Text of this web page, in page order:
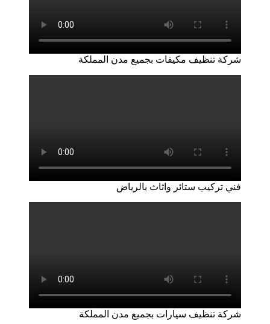
شركة تنظيف مكيفات بجميع مدن المملكة
فني تركيب ستائر واثاث بالرياض
شركة تنظيف سيارات بجميع مدن المملكة